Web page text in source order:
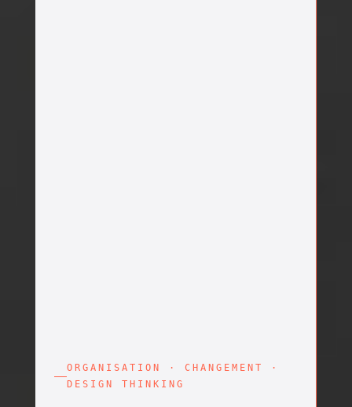
ORGANISATION · CHANGEMENT ·
DESIGN THINKING